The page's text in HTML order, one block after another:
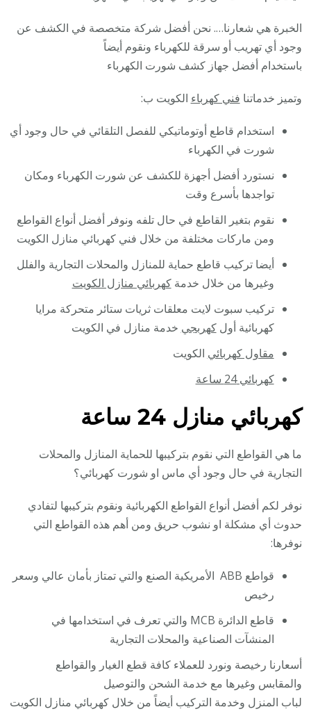
الخبرة هي شعارنا…. نحن أفضل شركة متخصصة في الكشف عن
وجود أي تهريب أو سرقة للكهرباء ونقوم أيضاً
باستخدام أفضل جهاز كشف شورت الكهرباء
وتميز خدماتنا فني كهرباء الكويت ب:
استخدام قاطع أوتوماتيكي للفصل التلقائي في حال وجود أي
شورت في الكهرباء
نستورد أفضل أجهزة للكشف عن شورت الكهرباء ومكان
تواجدها بأسرع وقت
نقوم بتغير القاطع في حال تلفه ونوفر أفضل أنواع القواطع
ومن ماركات مختلفة من خلال فني كهربائي منازل الكويت
أيضا تركيب قاطع حماية للمنازل والمحلات التجارية والفلل
وغيرها من خلال خدمةكهربائي منازل الكويت
تركيب سبوت لايت معلقات ثريات ستائر متحركة مرايا
كهربائية أولكهربجي خدمة منازل في الكويت
مقاول كهربائي الكويت
كهربائي 24 ساعة
كهربائي منازل 24 ساعة
ما هي القواطع التي نقوم بتركيبها للحماية المنازل والمحلات
التجارية في حال وجود أي ماس او شورت كهربائي؟
نوفر لكم أفضل أنواع القواطع الكهربائية ونقوم بتركيبها لتفادي
حدوث أي مشكلة او نشوب حريق ومن أهم هذه القواطع التي
نوفرها:
قواطع ABB الأمريكية الصنع والتي تمتاز بأمان عالي وسعر
رخيص
قاطع الدائرة MCB والتي تعرف في استخدامها في
المنشآت الصناعية والمحلات التجارية
أسعارنا رخيصة ونورد للعملاء كافة قطع الغيار والقواطع
والمقابس وغيرها مع خدمة الشحن والتوصيل
لباب المنزل وخدمة التركيب أيضاً من خلال كهربائي منازل الكويت